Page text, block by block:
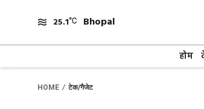
content
25.1 Bhopal
होम
HOME / टेक/गैजेट